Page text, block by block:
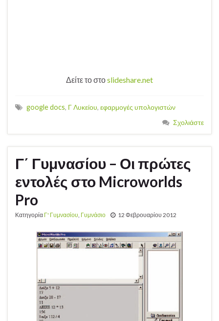
Δείτε το στοslideshare.net
google docs, Γ Λυκείου, εφαρμογές υπολογιστών
Σχολιάστε
Γ΄ Γυμνασίου – Οι πρώτες
εντολές στο Microworlds
Pro
Κατηγορία Γ' Γυμνασίου Γυμνάσιο 12 Φεβρουαρίου 2012